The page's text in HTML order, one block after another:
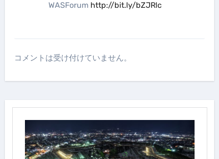
WASForum http://bit.ly/bZJRlc
コメントは受け付けていません。